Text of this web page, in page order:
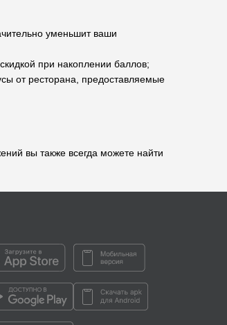
уменьшит ваши
при накоплении баллов;
от ресторана, предоставляемые
вы также всегда можете найти